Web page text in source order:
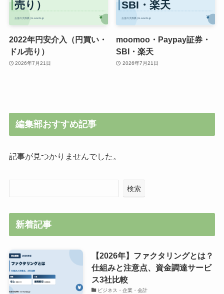
2022年円安介入（円買い・
ドル売り）
2026年7月21日
moomoo・Paypay証券・
SBI・楽天
2026年7月21日
編集部おすすめ記事
記事が見つかりませんでした。
検索
新着記事
【2026年】ファクタリングとは？
仕組みと注意点、資金調達サービ
ス3社比較
ビジネス・企業・会計